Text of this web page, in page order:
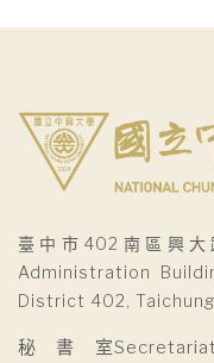
臺中市402南區興
Administration
District 402,
秘 書 室Secretariat